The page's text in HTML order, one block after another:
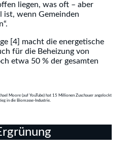
liegen, was oft – aber
ist, wenn Gemeinden
[4] macht die energetische
für die Beheizung von
etwa 50 % der gesamten
Moore (auf YouTube) hat 15 Millionen Zuschauer angelockt
in die Biomasse-Industrie.